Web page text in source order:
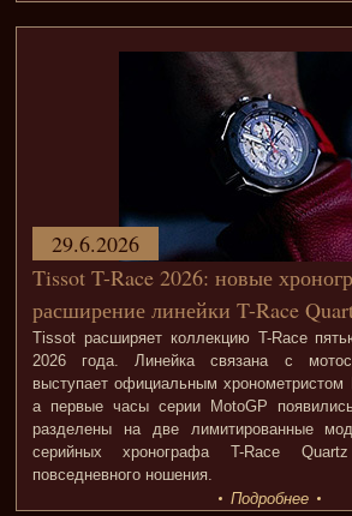
Tissot T-Race 2026: новые
расширение линейки T-Race
Tissot расширяет коллекцию T-Race
2026 года. Линейка связана с
выступает официальным хронометристом
а первые часы серии MotoGP
разделены на две лимитированные
серийных хронографа T-Race
повседневного ношения.
29.6.2026
Подробнее